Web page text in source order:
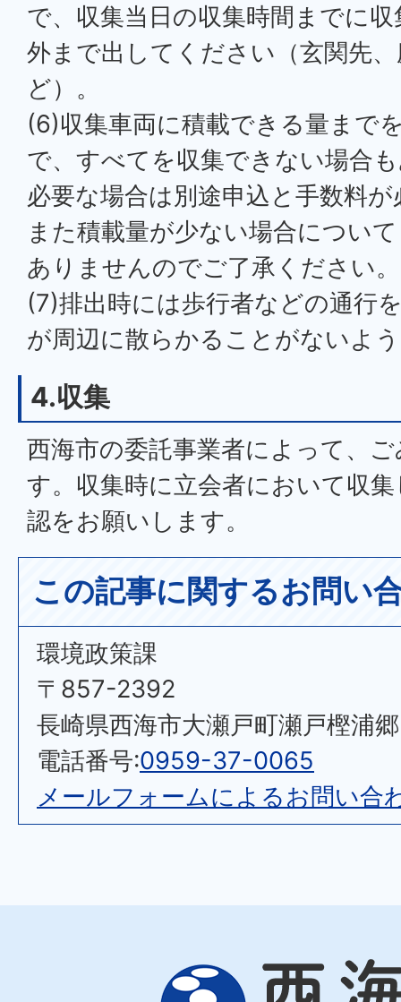
で、収集当日の収集時間までに
外まで出してください（玄関先
ど）。
(6)収集車両に積載できる量まで
で、すべてを収集できない場合
必要な場合は別途申込と手数料
また積載量が少ない場合につい
ありませんのでご了承ください。
(7)排出時には歩行者などの通行
が周辺に散らかることがないよ
4.収集
西海市の委託事業者によって、
す。収集時に立会者において収
認をお願いします。
この記事に関するお問い
環境政策課
〒857-2392
長崎県西海市大瀬戸町瀬戸樫浦
電話番号:0959-37-0065
メールフォームによるお問い合